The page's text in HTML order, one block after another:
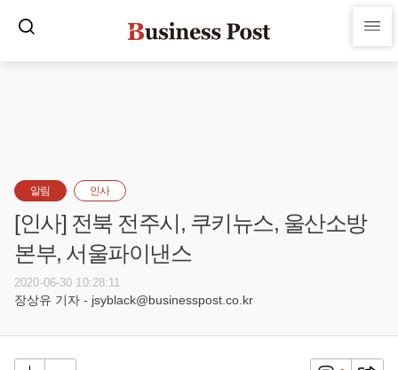
알림 인사
[인사] 전북 전주시, 쿠키뉴스, 울산소방
본부, 서울파이낸스
2020-06-30 10:28:11
장상유 기자 - jsyblack@businesspost.co.kr